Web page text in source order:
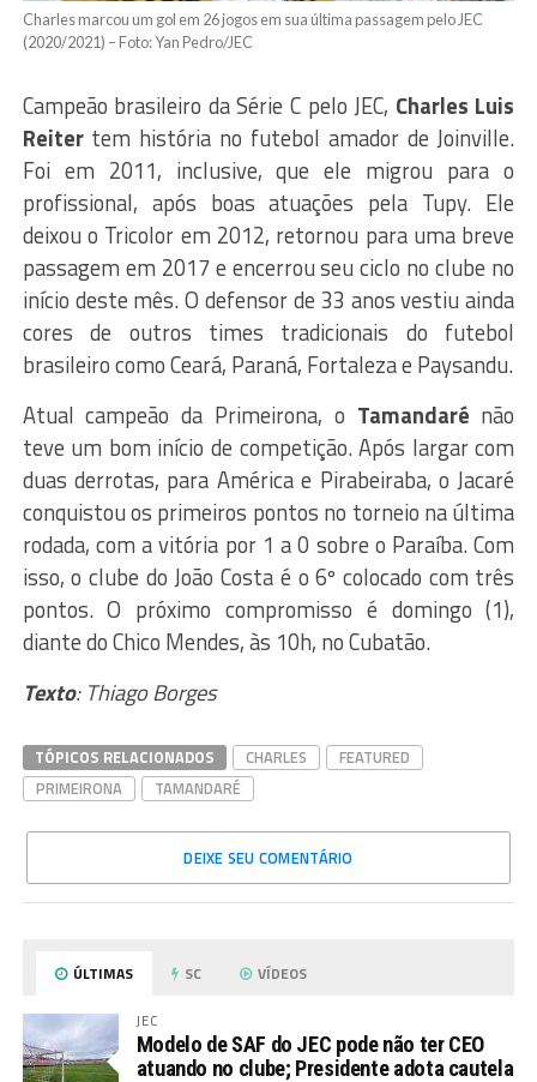
Charles marcou um gol em 26 jogos em sua última passagem pelo JEC
(2020/2021) – Foto: Yan Pedro/JEC
Campeão brasileiro da Série C pelo JEC, Charles Luis
Reitertem história no futebol amador de Joinville.
Foi em 2011, inclusive, que ele migrou para o
profissional, após boas atuações pela Tupy. Ele
deixou o Tricolor em 2012, retornou para uma breve
passagem em 2017 e encerrou seu ciclo no clube no
início deste mês. O defensor de 33 anos vestiu ainda
cores de outros times tradicionais do futebol
brasileiro como Ceará, Paraná, Fortaleza e Paysandu.
Atual campeão da Primeirona, o Tamandaré não
teve um bom início de competição. Após largar com
duas derrotas, para América e Pirabeiraba, o Jacaré
conquistou os primeiros pontos no torneio na última
rodada, com a vitória por 1 a 0 sobre o Paraíba. Com
isso, o clube do João Costa é o 6º colocado com três
pontos. O próximo compromisso é domingo (1),
diante do Chico Mendes, às 10h, no Cubatão.
Texto: Thiago Borges
TÓPICOS RELACIONADOS CHARLES
FEATURED
PRIMEIRONA
TAMANDARÉ
DEIXE SEU COMENTÁRIO
ÚLTIMAS SC VÍDEOS
JEC
Modelo de SAF do JEC pode não ter CEO
atuando no clube; Presidente adota cautela